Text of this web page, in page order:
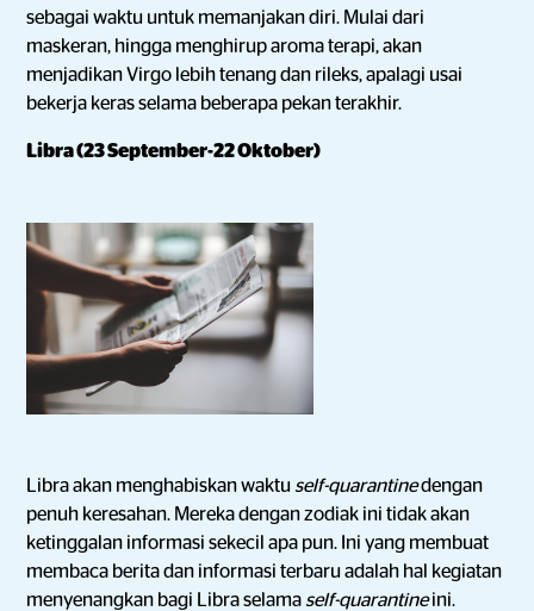
sebagai waktu untuk memanjakan diri. Mulai dari
maskeran, hingga menghirup aroma terapi, akan
menjadikan Virgo lebih tenang dan rileks, apalagi usai
bekerja keras selama beberapa pekan terakhir.
Libra (23 September-22 Oktober)
Libra akan menghabiskan waktu self-quarantinedengan
penuh keresahan. Mereka dengan zodiak ini tidak akan
ketinggalan informasi sekecil apa pun. Ini yang membuat
membaca berita dan informasi terbaru adalah hal kegiatan
menyenangkan bagi Libra selama self-quarantineini.